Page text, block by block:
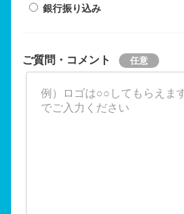
銀行振り込み
ご質問・コメント